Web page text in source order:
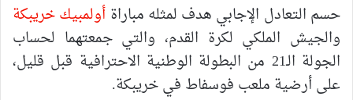
حسم التعادل الإجابي هدف لمثله مباراة أولمبيك خريبكة
والجيش الملكي لكرة القدم، والتي جمعتهما لحساب
الجولة الـ21 من البطولة الوطنية الاحترافية قبل قليل،
على أرضية ملعب فوسفاط في خريبكة.